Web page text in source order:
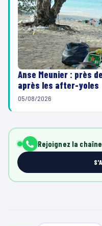
Anse Meunier : près
après les after-yoles
05/08/2026
Rejoignez la